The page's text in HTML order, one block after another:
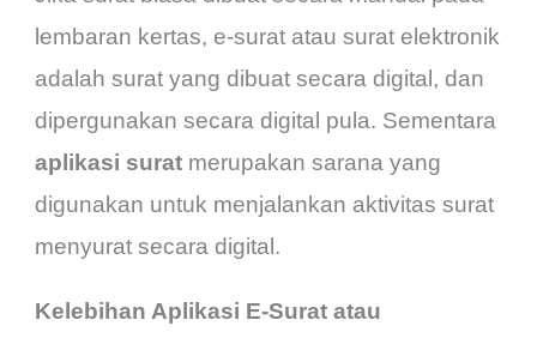
lembaran kertas, e-surat atau surat elektronik
adalah surat yang dibuat secara digital, dan
dipergunakan secara digital pula. Sementara
aplikasi surat merupakan sarana yang
digunakan untuk menjalankan aktivitas surat
menyurat secara digital.
Kelebihan Aplikasi E-Surat atau